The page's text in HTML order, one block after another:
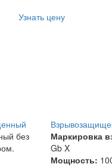
Узнать цену
без
Маркировка
Gb X
Мощность: